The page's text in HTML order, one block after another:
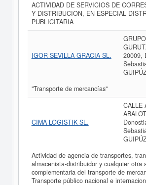
ACTIVIDAD DE SERVICIOS DE
Y DISTRIBUCION, EN ESPECIAL
PUBLICITARIA
IGOR SEVILLA GRACIA SL.
GRUPO
20009,
"Transporte de mercancías"
CIMA LOGISTIK SL.
CALLE
Actividad de agencia de transportes,
almacenista-distribuidor y cualquier otra
complementaria del transporte de
Transporte público nacional e